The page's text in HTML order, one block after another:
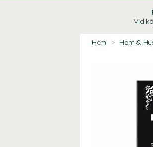
Vid
Hem > Hem &